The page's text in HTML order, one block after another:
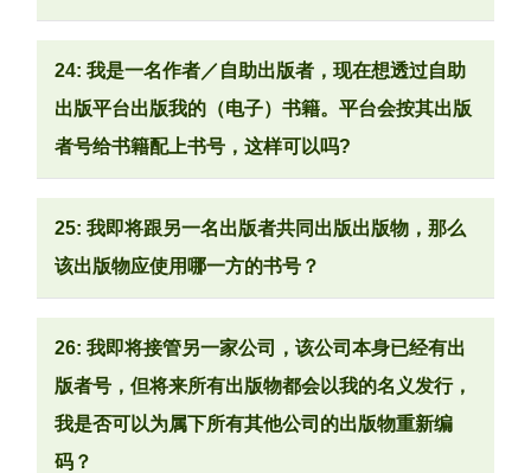
24: 我是一名作者／自助出版者，现在想透过自助
出版平台出版我的（电子）书籍。平台会按其出版
者号给书籍配上书号，这样可以吗?
25: 我即将跟另一名出版者共同出版出版物，那么
该出版物应使用哪一方的书号？
26: 我即将接管另一家公司，该公司本身已经有出
版者号，但将来所有出版物都会以我的名义发行，
我是否可以为属下所有其他公司的出版物重新编
码？